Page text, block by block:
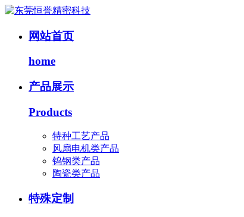
网站首页
home
产品展示
Products
特种工艺产品
风扇电机类产品
钨钢类产品
陶瓷类产品
特殊定制